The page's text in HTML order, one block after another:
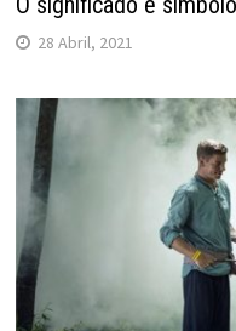
28 Abril, 2021